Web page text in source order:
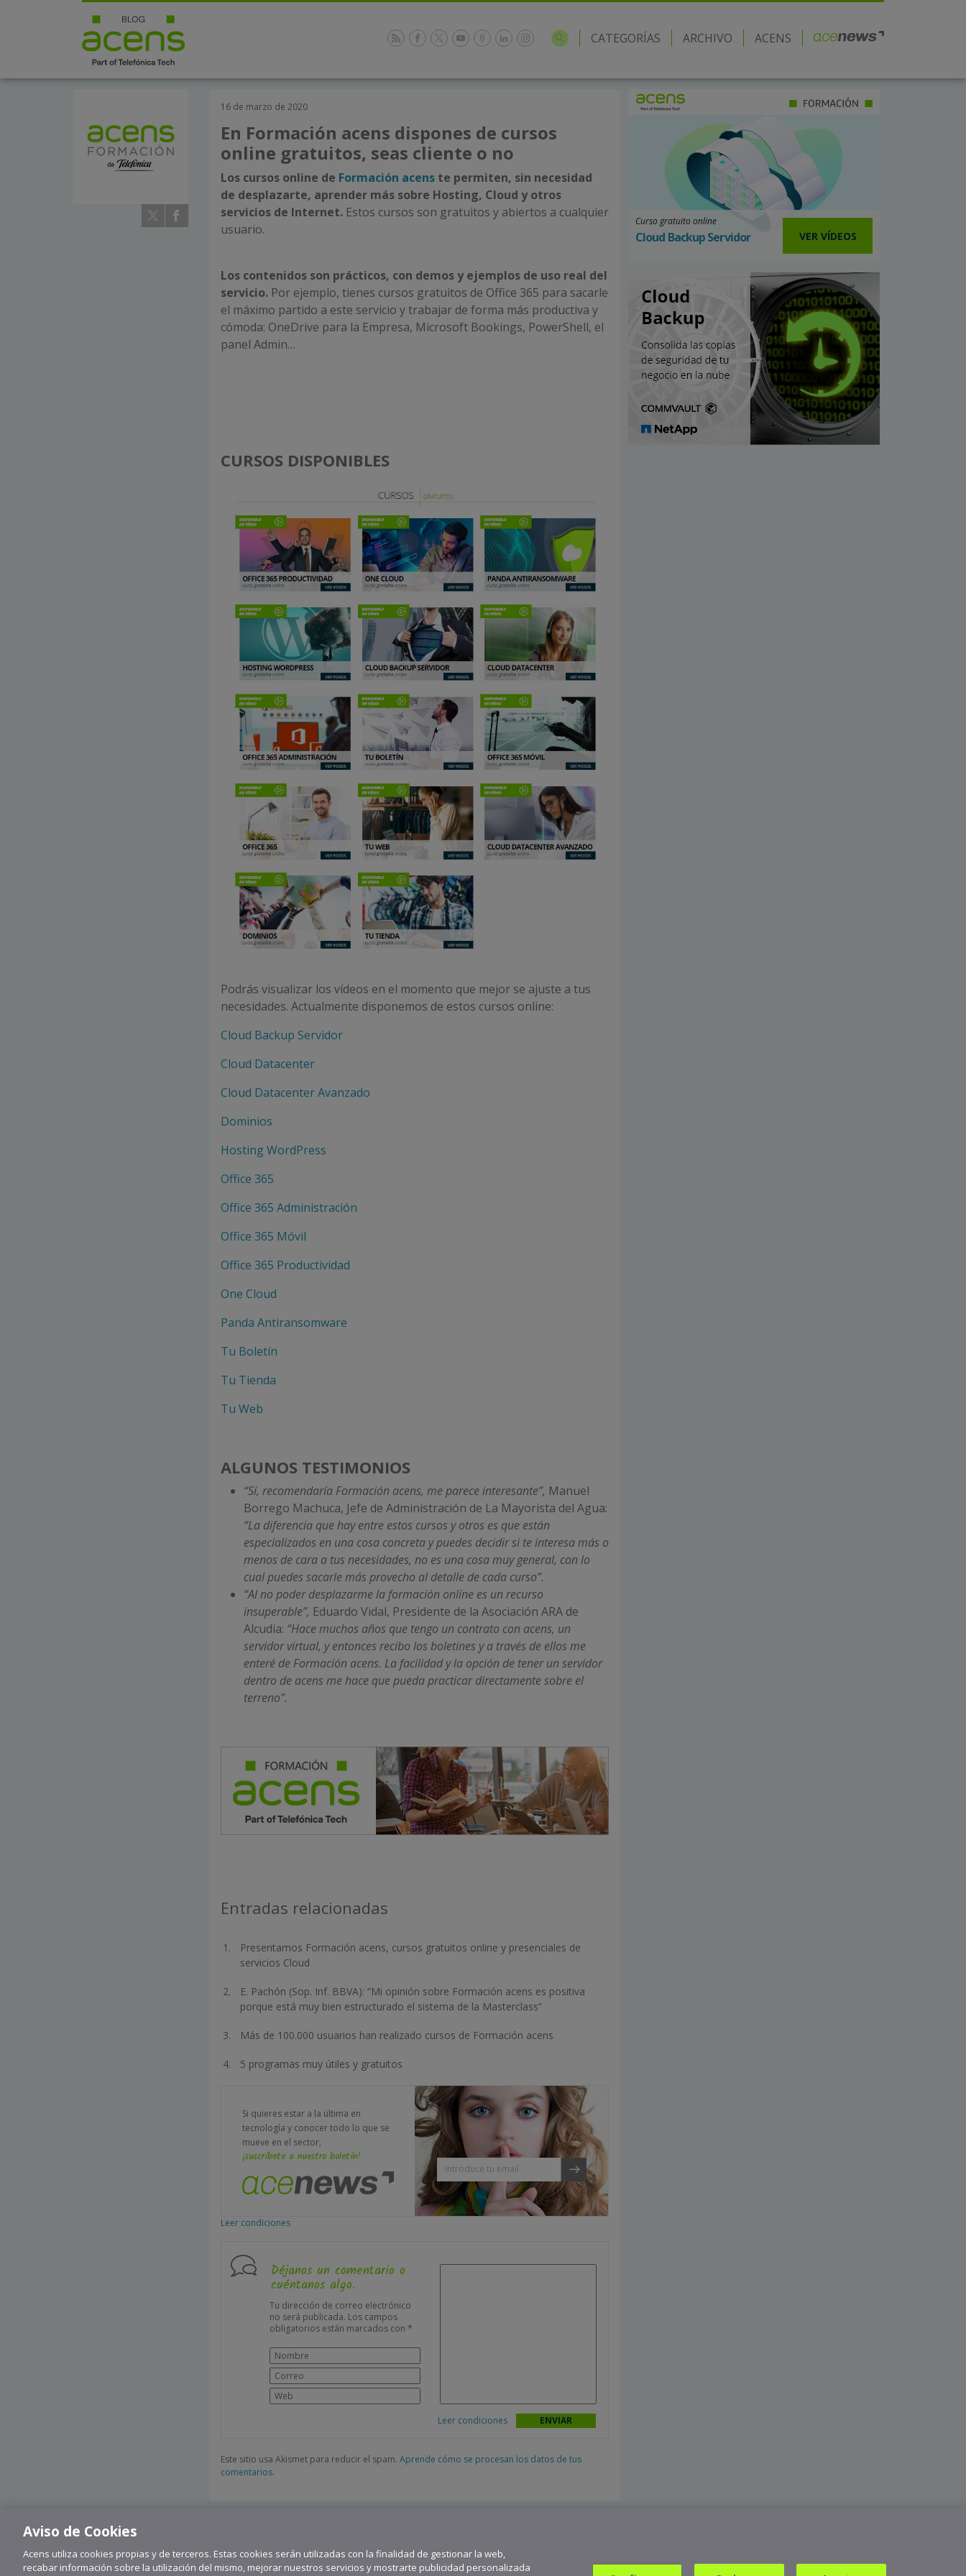
CATEGORÍAS ARCHIVO ACENS
16 de marzo de 2020
En Formación acens dispones de cursos
online gratuitos, seas cliente o no
Los cursos online de Formación acens te permiten, sin necesidad
de desplazarte, aprender más sobre Hosting, Cloud y otros
servicios de Internet. Estos cursos son gratuitos y abiertos a cualquier
usuario.
Los contenidos son prácticos, con demos y ejemplos de uso real del
servicio. Por ejemplo, tienes cursos gratuitos de Office 365 para sacarle
el máximo partido a este servicio y trabajar de forma más productiva y
cómoda: OneDrive para la Empresa, Microsoft Bookings, PowerShell, el
panel Admin…
CURSOS DISPONIBLES
Podrás visualizar los vídeos en el momento que mejor se ajuste a tus
necesidades. Actualmente disponemos de estos cursos online:
Cloud Backup Servidor
Cloud Datacenter
Cloud Datacenter Avanzado
Dominios
Hosting WordPress
Office 365
Office 365 Administración
Office 365 Móvil
Office 365 Productividad
One Cloud
Panda Antiransomware
Tu Boletín
Tu Tienda
Tu Web
ALGUNOS TESTIMONIOS
“Sí, recomendaría Formación acens, me parece interesante”, Manuel
Borrego Machuca, Jefe de Administración de La Mayorista del Agua:
“La diferencia que hay entre estos cursos y otros es que están
especializados en una cosa concreta y puedes decidir si te interesa más o
menos de cara a tus necesidades, no es una cosa muy general, con lo
cual puedes sacarle más provecho al detalle de cada curso”.
“Al no poder desplazarme la formación online es un recurso
insuperable”, Eduardo Vidal, Presidente de la Asociación ARA de
Alcudia: “Hace muchos años que tengo un contrato con acens, un
servidor virtual, y entonces recibo los boletines y a través de ellos me
enteré de Formación acens. La facilidad y la opción de tener un servidor
dentro de acens me hace que pueda practicar directamente sobre el
terreno”.
Entradas relacionadas
Presentamos Formación acens, cursos gratuitos online y presenciales de
servicios Cloud
E. Pachón (Sop. Inf. BBVA): “Mi opinión sobre Formación acens es positiva
porque está muy bien estructurado el sistema de la Masterclass”
Más de 100.000 usuarios han realizado cursos de Formación acens
5 programas muy útiles y gratuitos
Si quieres estar a la última en
tecnología y conocer todo lo que se
mueve en el sector,
¡suscríbete a nuestro boletín!
Leer condiciones
Déjanos un comentario o
cuéntanos algo.
Tu dirección de correo electrónico
no será publicada. Los campos
obligatorios están marcados con *
Leer condiciones
Este sitio usa Akismet para reducir el spam. Aprende cómo se procesan los datos de tus
comentarios.
Curso gratuito online
Cloud Backup Servidor VER VÍDEOS
Aviso de Cookies
Acens utiliza cookies propias y de terceros. Estas cookies serán utilizadas con la finalidad de gestionar la web,
recabar información sobre la utilización del mismo, mejorar nuestros servicios y mostrarte publicidad personalizada